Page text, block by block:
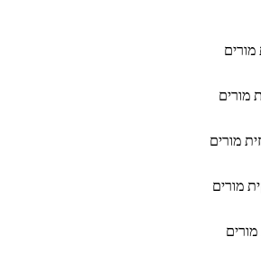
מורים
מורים
מורים
מורים